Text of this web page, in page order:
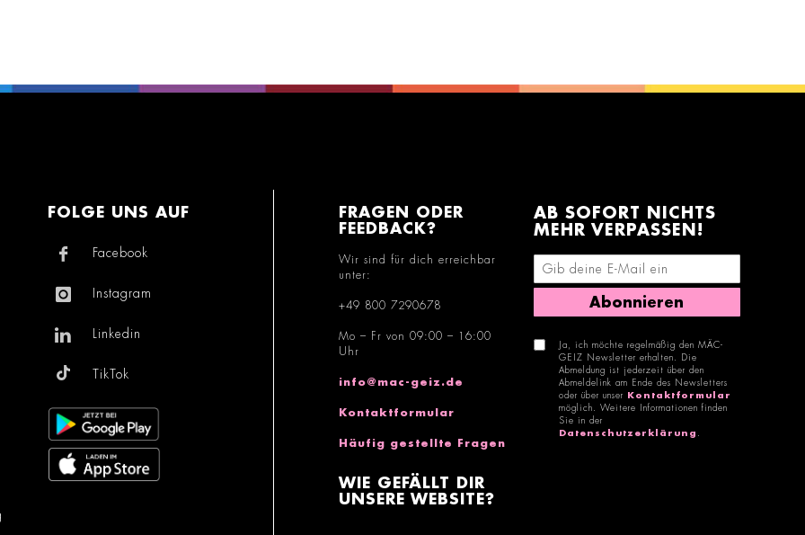
FOLGE UNS AUF
Facebook
Instagram
Linkedin
TikTok
FRAGEN ODER
FEEDBACK?
Wir sind für dich erreichbar
unter:
+49 800 7290678
Mo – Fr von 09:00 – 16:00
Uhr
info@mac-geiz.de
Kontaktformular
Häufig gestellte Fragen
WIE GEFÄLLT DIR
UNSERE WEBSITE?
AB SOFORT NICHTS
MEHR VERPASSEN!
E-Mail-Adresse eingeben
Abonnieren
Ja, ich möchte regelmäßig den MÄC-
GEIZ Newsletter erhalten. Die
Abmeldung ist jederzeit über den
Abmeldelink am Ende des Newsletters
oder über unser
Kontaktformular
möglich. Weitere Informationen finden
Sie in der
Datenschutzerklärung .